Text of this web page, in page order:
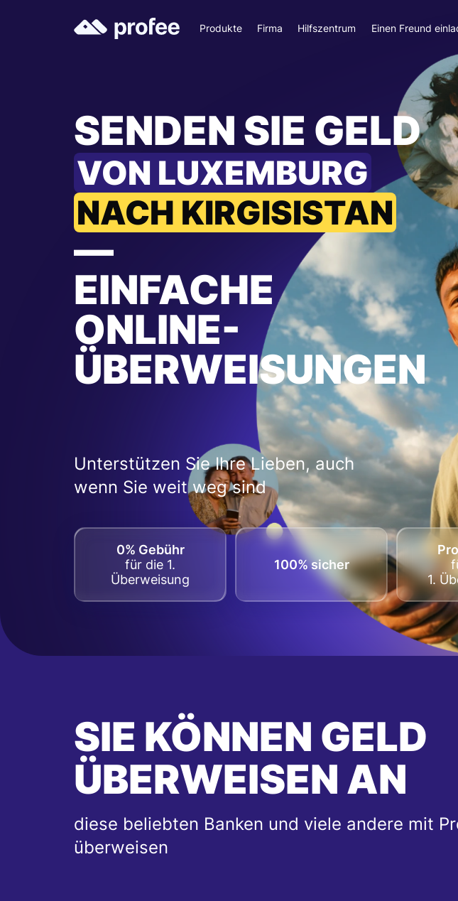
Produkte Firma Hilfszentrum Einen Freund
SENDEN SIE GELD
VON LUXEMBURG
NACH KIRGISISTAN
—
EINFACHE
ONLINE-
ÜBERWEISUNGEN
Unterstützen Sie Ihre Lieben, auch
wenn Sie weit weg sind
0% Gebühr
für die 1.
Überweisung
100% sicher
1.
SIE KÖNNEN GELD
ÜBERWEISEN AN
diese beliebten Banken und viele andere mit
überweisen